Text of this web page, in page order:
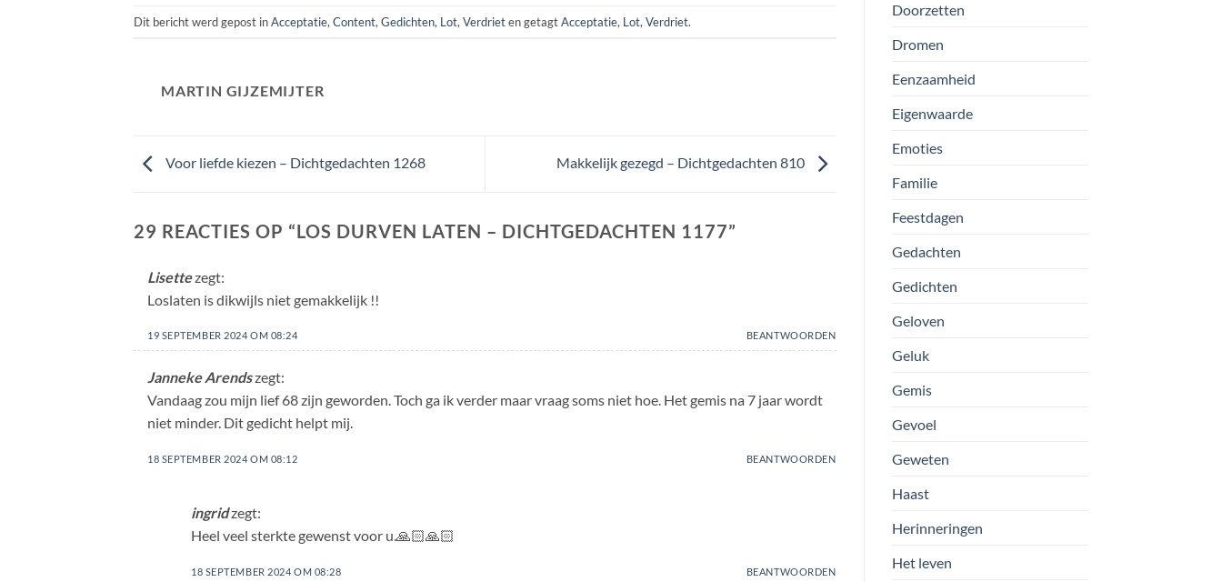
Dit bericht werd gepost inAcceptatie, Content, Gedichten, Lot, Verdrieten getagtAcceptatie, Lot, Verdriet.
MARTIN GIJZEMIJTER
Voor liefde kiezen – Dichtgedachten 1268 Makkelijk gezegd – Dichtgedachten 810
29 REACTIES OP “LOS DURVEN LATEN – DICHTGEDACHTEN 1177”
Lisettezegt:
Loslaten is dikwijls niet gemakkelijk !!
19 SEPTEMBER 2024 OM 08:24 BEANTWOORDEN
Janneke Arendszegt:
Vandaag zou mijn lief 68 zijn geworden. Toch ga ik verder maar vraag soms niet hoe. Het gemis na 7 jaar wordt
niet minder. Dit gedicht helpt mij.
18 SEPTEMBER 2024 OM 08:12 BEANTWOORDEN
ingridzegt:
Heel veel sterkte gewenst voor u.🙏🏻🙏🏻
18 SEPTEMBER 2024 OM 08:28 BEANTWOORDEN
Doorzetten
Dromen
Eenzaamheid
Eigenwaarde
Emoties
Familie
Feestdagen
Gedachten
Gedichten
Geloven
Geluk
Gemis
Gevoel
Geweten
Haast
Herinneringen
Het leven